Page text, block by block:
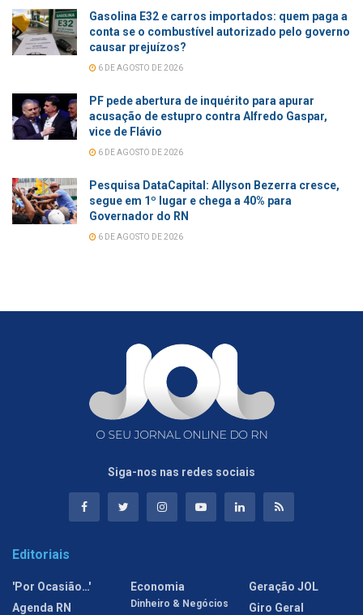
Gasolina E32 e carros importados: quem paga a
conta se o combustível autorizado pelo governo
causar prejuízos?
6 DE AGOSTO DE 2026
PF pede abertura de inquérito para apurar
acusação de estupro contra Alfredo Gaspar,
vice de Flávio
6 DE AGOSTO DE 2026
Pesquisa DataCapital: Allyson Bezerra cresce,
segue em 1º lugar e chega a 40% para
Governador do RN
6 DE AGOSTO DE 2026
Siga-nos nas redes sociais
Editoriais
'Por Ocasião…'
Agenda RN
Economia
Dinheiro & Negócios
Geração JOL
Giro Geral